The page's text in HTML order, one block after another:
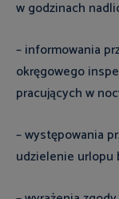
w godzinach
– informowania
okręgowego
pracujących w
– występowania
udzielenie urlopu